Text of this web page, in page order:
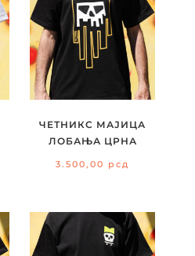
ЧЕТНИКС МАЈИЦА
ЛОБАЊА ЦРНА
3.500,00 рсд